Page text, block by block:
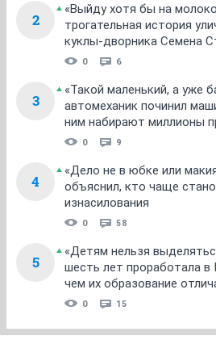
2
«Выйду хотя бы на
трогательная история
куклы-дворника Семена
0 6
3
«Такой маленький, а уже
автомеханик починил
ним набирают миллионы
0 9
4
«Дело не в юбке или
объяснил, кто чаще
изнасилования
0 58
5
«Детям нельзя
шесть лет проработала в
чем их образование
0 15